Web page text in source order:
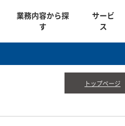
業務内容から探
す
サービ
ス
トップページ